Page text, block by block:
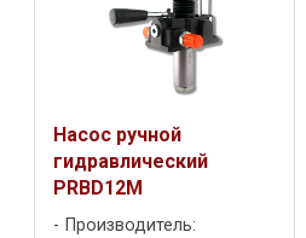
Насос ручной
гидравлический
PRBD12M
Производитель: